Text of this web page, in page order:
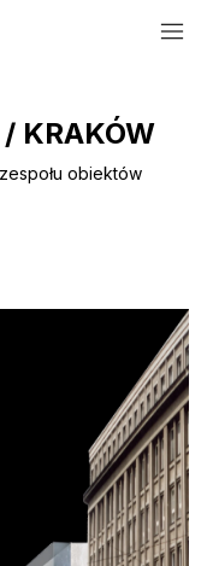
KRAKÓW
obiektów